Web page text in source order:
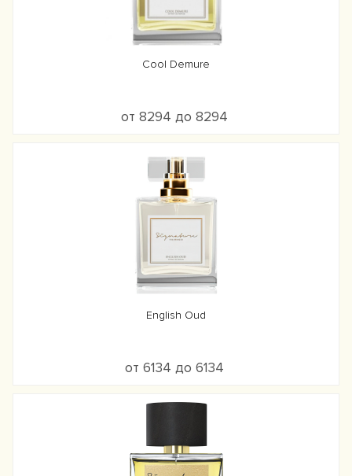
Cool Demure
от 8294 до 8294
English Oud
от 6134 до 6134